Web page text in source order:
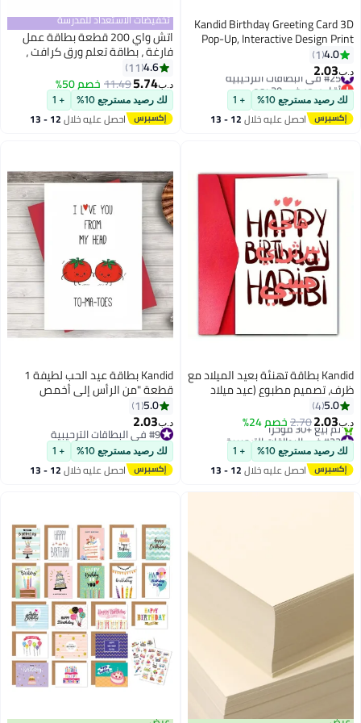
Kandid Birthday Greeting Card 3D
Pop-Up, Interactive Design Print
(Happy Birthday Gold)
4.0
1
د.ب‏2.03
#25 في البطاقات الترحيبية
أقل سعر في 30 يوم
#25 في البطاقات الترحيبية
لك رصيد مسترجع 10% + 1
احصل عليه خلال 12 - 13
تخفيضات الاستعداد للمدرسة
اتش واي 200 قطعة بطاقة عمل
فارغة ، بطاقة تعلم ورق كرافت ،
بطاقة ملاحظة ، بطاقة هدايا رسالة
عيد الشكر (أبيض ، لون جلد البقر)
4.6
11
د.ب‏5.74
11.49خصم 50%
لك رصيد مسترجع 10% + 1
احصل عليه خلال 12 - 13
Kandid بطاقة تهنئة بعيد الميلاد مع
ظرف، تصميم مطبوع (عيد ميلاد
سعيد)
5.0
4
د.ب‏2.03
2.70خصم 24%
#22 في البطاقات الترحيبية
أقل سعر في السنة
تم بيع +30 مؤخرًا
#22 في البطاقات الترحيبية
لك رصيد مسترجع 10% + 1
احصل عليه خلال 12 - 13
Kandid بطاقة عيد الحب لطيفة 1
قطعة "من الرأس إلى أخمص
القدمين" (طماطم)
5.0
1
د.ب‏2.03
#9 في البطاقات الترحيبية
#9 في البطاقات الترحيبية
لك رصيد مسترجع 10% + 1
احصل عليه خلال 12 - 13